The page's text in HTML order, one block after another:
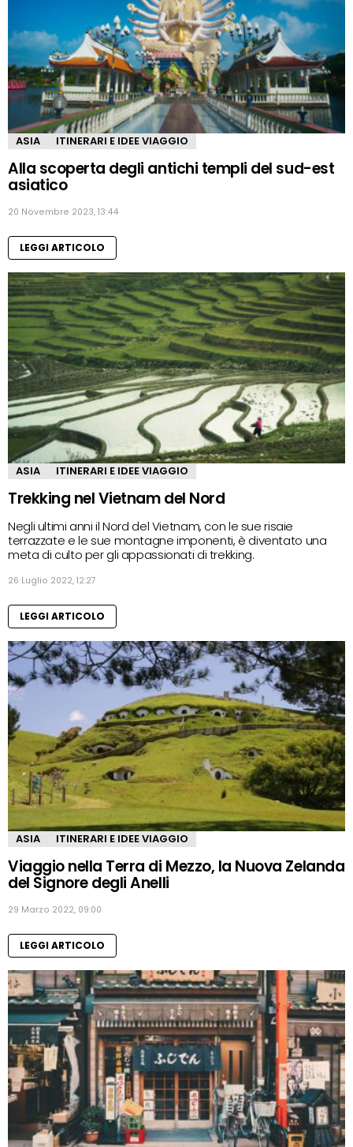
ASIA ITINERARI E IDEE VIAGGIO
Alla scoperta degli antichi templi del sud-est
asiatico
20 Novembre 2023, 13:44
LEGGI ARTICOLO
ASIA ITINERARI E IDEE VIAGGIO
Trekking nel Vietnam del Nord
Negli ultimi anni il Nord del Vietnam, con le sue risaie
terrazzate e le sue montagne imponenti, è diventato una
meta di culto per gli appassionati di trekking.
26 Luglio 2022, 12:27
LEGGI ARTICOLO
ASIA ITINERARI E IDEE VIAGGIO
Viaggio nella Terra di Mezzo, la Nuova Zelanda
del Signore degli Anelli
29 Marzo 2022, 09:00
LEGGI ARTICOLO